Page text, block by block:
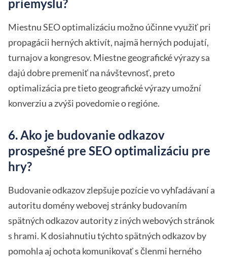
priemyslu?
Miestnu SEO optimalizáciu možno účinne využiť pri
propagácii herných aktivít, najmä herných podujatí,
turnajov a kongresov. Miestne geografické výrazy sa
dajú dobre premeniť na návštevnosť, preto
optimalizácia pre tieto geografické výrazy umožní
konverziu a zvýši povedomie o regióne.
6. Ako je budovanie odkazov
prospešné pre SEO optimalizáciu pre
hry?
Budovanie odkazov zlepšuje pozície vo vyhľadávaní a
autoritu domény webovej stránky budovaním
spätných odkazov autority z iných webových stránok
s hrami. K dosiahnutiu týchto spätných odkazov by
pomohla aj ochota komunikovať s členmi herného